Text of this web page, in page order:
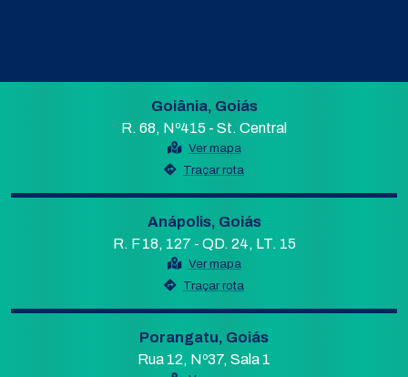
Goiânia, Goiás
R. 68, Nº415 - St. Central
Ver mapa
Traçar rota
Anápolis, Goiás
R. F 18, 127 - QD. 24, LT. 15
Ver mapa
Traçar rota
Porangatu, Goiás
Rua 12, Nº37, Sala 1